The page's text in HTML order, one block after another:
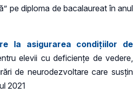
pe diploma de bacalaureat în anul
la asigurarea condițiilor de
elevii cu deficiențe de vedere,
de neurodezvoltare care susțin
2021